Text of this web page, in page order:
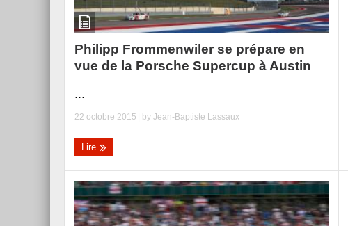
Philipp Frommenwiler se prépare en
vue de la Porsche Supercup à Austin
...
22 octobre 2015 | by Jean-Baptiste Lassaux
Lire